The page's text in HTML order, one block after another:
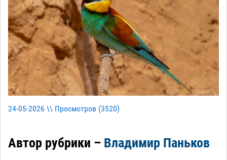
24-05-2026 \\ Просмотров (3520)
Автор рубрики – Владимир Паньков